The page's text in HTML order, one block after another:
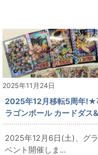
2025年11月24日
2025年12月移転5周年!★
ラゴンボール カードダス
2025年12月6日(土)、グ
ベント開催しま...